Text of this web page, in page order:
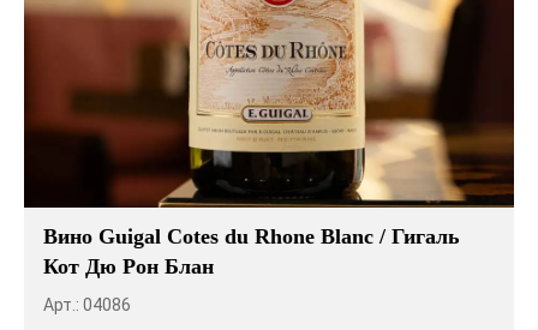
Вино Guigal Cotes du Rhone Blanc / Гигаль
Кот Дю Рон Блан
Арт.: 04086